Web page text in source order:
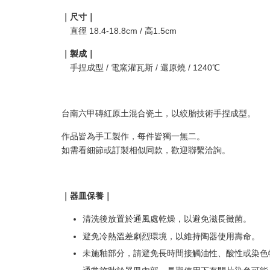
｜尺寸｜
直徑 18.4-18.8cm / 高1.5cm
｜製成｜
手捏成型 / 電窯灌瓦斯 / 還原燒 / 1240℃
台南六甲磚紅原土混合瓷土，以絞胎技術手捏成型。
作品皆為手工製作，每件皆獨一無二。
如需看細節或訂製相似同款，歡迎聯繫洽詢。
｜器皿保養｜
清洗後放置於通風處乾燥，以避免滋長黴菌。
避免冷熱溫差劇烈環境，以維持陶器使用壽命。
未施釉部分，請避免長時間接觸油性、酸性或染